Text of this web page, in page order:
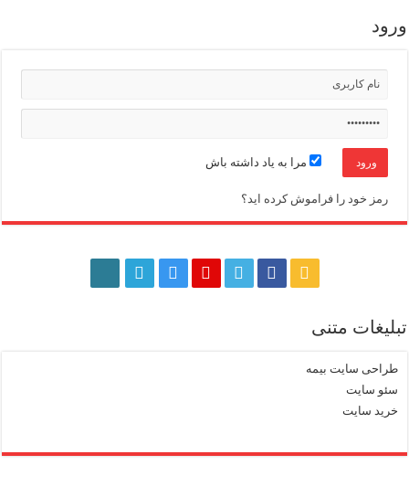
ورود
مرا به یاد داشته باش
رمز خود را فراموش کرده اید؟
تبلیغات متنی
طراحی سایت بیمه
سئو سایت
خرید سایت